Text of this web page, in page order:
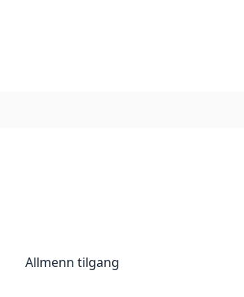
Allmenn tilgang